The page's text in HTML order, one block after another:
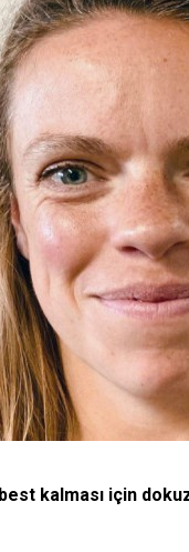
kalması için